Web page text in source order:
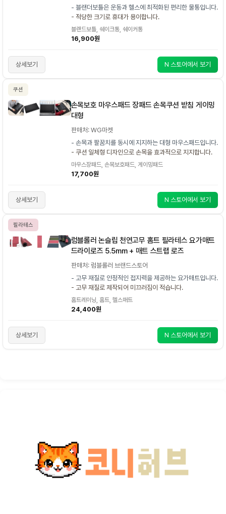
- 블랜더보틀은 운동과 헬스에 최적화된 편리한 물통입니다.
- 적당한 크기로 휴대가 용이합니다.
블랜드보틀, 쉐이크통, 쉐이커통
16,900원
상세보기 N 스토어에서 보기
쿠션
손목보호 마우스패드 장패드 손목쿠션 받침 게이밍
대형
판매처: WG마켓
- 손목과 팔꿈치를 동시에 지지하는 대형 마우스패드입니다.
- 쿠션 일체형 디자인으로 손목을 효과적으로 지지합니다.
마우스장패드, 손목보호패드, 게이밍패드
17,700원
상세보기 N 스토어에서 보기
필라테스
럼블롤러 논슬립 천연고무 홈트 필라테스 요가매트
드라이로즈 5.5mm + 매트 스트랩 로즈
판매처: 럼블롤러 브랜드스토어
- 고무 재질로 안정적인 접지력을 제공하는 요가매트입니다.
- 고무 재질로 제작되어 미끄러짐이 적습니다.
홈트레이닝, 홈트, 헬스매트
24,400원
상세보기 N 스토어에서 보기